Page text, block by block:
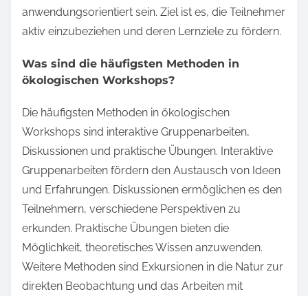
anwendungsorientiert sein. Ziel ist es, die Teilnehmer
aktiv einzubeziehen und deren Lernziele zu fördern.
Was sind die häufigsten Methoden in
ökologischen Workshops?
Die häufigsten Methoden in ökologischen
Workshops sind interaktive Gruppenarbeiten,
Diskussionen und praktische Übungen. Interaktive
Gruppenarbeiten fördern den Austausch von Ideen
und Erfahrungen. Diskussionen ermöglichen es den
Teilnehmern, verschiedene Perspektiven zu
erkunden. Praktische Übungen bieten die
Möglichkeit, theoretisches Wissen anzuwenden.
Weitere Methoden sind Exkursionen in die Natur zur
direkten Beobachtung und das Arbeiten mit